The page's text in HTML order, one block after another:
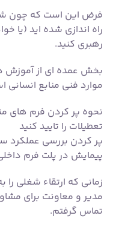
فرض این است که چون
راه اندازی شده اید (یا
رهبری کنید.
بخش عمده ای از آموزش
موارد فنی منابع انسانی
نحوه پر کردن فرم های
تعطیلات را تایید کنید
پر کردن بررسی عملکرد
پیمایش در پلت فرم
زمانی که ارتقاء شغلی را
مدیر و معاونت برای
تماس گرفتم.